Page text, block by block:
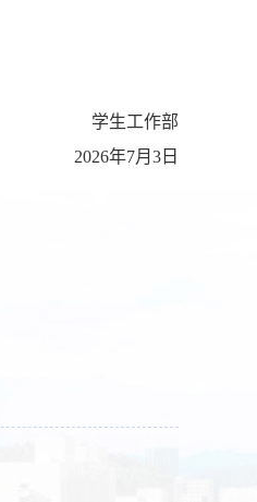
学生工作部
2026年7月 3 日